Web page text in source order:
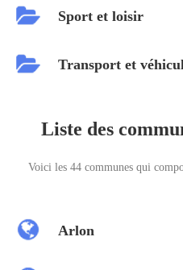
Sport et loisir
Transport et
Liste des
Voici les 44 communes qui
Arlon